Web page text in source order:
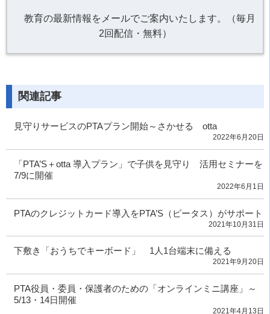
教育の最新情報をメールでご案内いたします。（毎月
2回配信・無料）
関連記事
見守りサービスのPTAプラン開始～さかせる otta
2022年6月20日
「PTA’S＋otta 導入プラン」で子供を見守り 活用セミナーを
7/9に開催
2022年6月1日
PTAのクレジットカード導入をPTA’S（ピータス）がサポート
2021年10月31日
下敷き「おうちでキーボード」 1人1台端末に備える
2021年9月20日
PTA役員・委員・保護者のための「オンラインミニ講座」～
5/13・14日開催
2021年4月13日